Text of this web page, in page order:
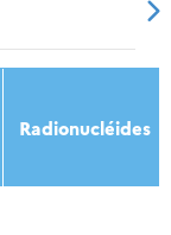
2016
Radionucléides